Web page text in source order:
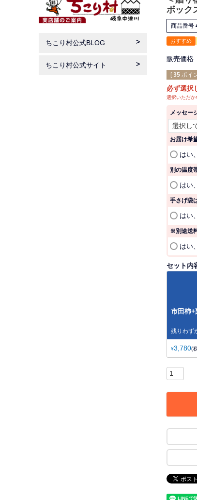
ちこり村公式BLOG
ちこり村公式サイト
ボック
商品番号
おすすめ
販売価格
[ 35 ポイ
必ず選択
選択いただか
メッセー
お届け希
はい
別の温度
はい
手さげ袋
はい
※別途送
はい
セット内
市田柿+
残りわず
¥3,780